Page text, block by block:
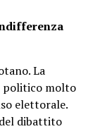
La
politico molto
elettorale.
dibattito